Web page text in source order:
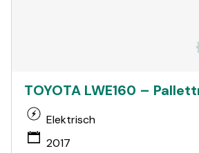
TOYOTA LWE160 –
Elektrisch
2017